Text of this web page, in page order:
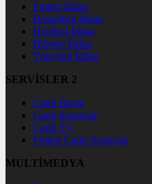
Futbol İddaa
Basketbol İddaa
Hentbol İddaa
Bilardo İddaa
Voleybol İddaa
SERVİSLER 2
Canlı Borsa
Canlı Sonuçlar
Canlı TV
Futbol Canlı Sonuçlar
MULTİMEDYA